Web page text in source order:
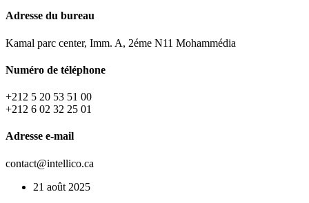
Adresse du bureau
Kamal parc center, Imm. A, 2éme N11 Mohammédia
Numéro de téléphone
+212 5 20 53 51 00
+212 6 02 32 25 01
Adresse e-mail
contact@intellico.ca
21 août 2025